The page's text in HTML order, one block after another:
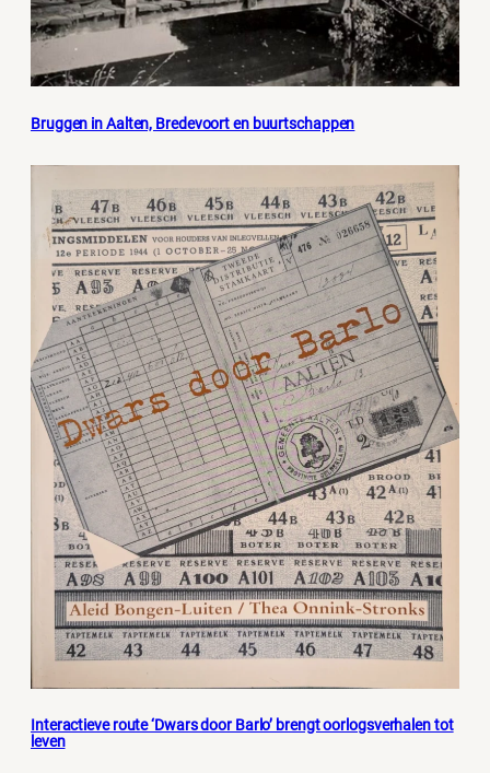
Bruggen in Aalten, Bredevoort en buurtschappen
Interactieve route ‘Dwars door Barlo’ brengt oorlogsverhalen tot
leven